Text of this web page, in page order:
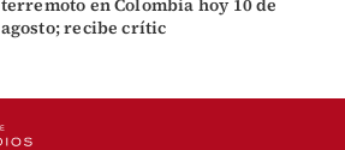
terremoto en Colombia hoy 10 de
agosto; recibe crític